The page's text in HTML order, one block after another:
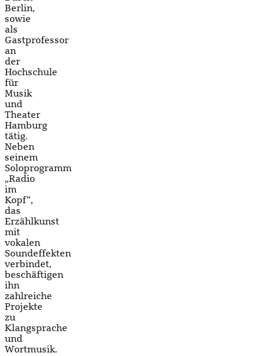
Berlin,
sowie
als
Gastprofessor
an
der
Hochschule
für
Musik
und
Theater
Hamburg
tätig.
Neben
seinem
Soloprogramm
„Radio
im
Kopf“,
das
Erzählkunst
mit
vokalen
Soundeffekten
verbindet,
beschäftigen
ihn
zahlreiche
Projekte
zu
Klangsprache
und
Wortmusik.